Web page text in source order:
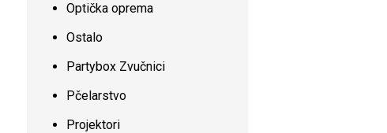
Optička oprema
Ostalo
Partybox Zvučnici
Pčelarstvo
Projektori